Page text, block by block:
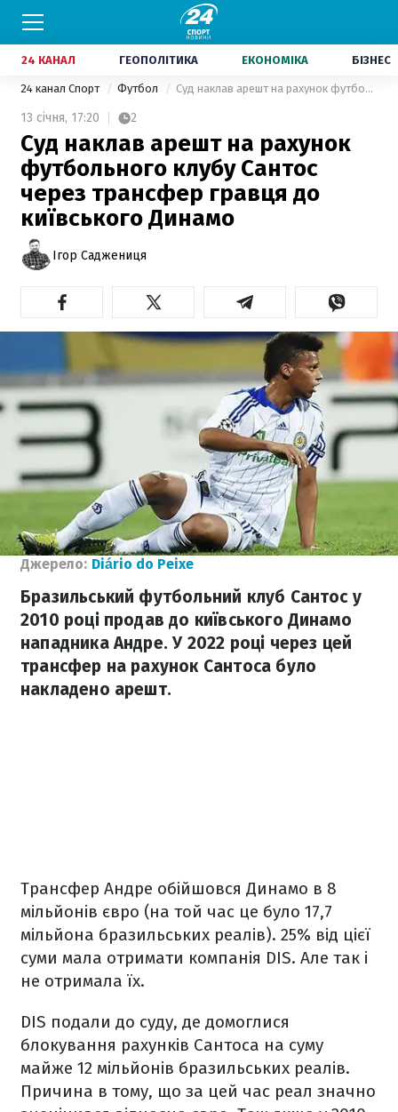
24 КАНАЛ ГЕОПОЛІТИКА ЕКОНОМІКА БІЗНЕС
24 канал Спорт Футбол Суд наклав арешт на рахунок футбольного клубу Сантос через трансфер гравця до київського Динамо
13 січня, 17:20 2
Суд наклав арешт на рахунок
футбольного клубу Сантос
через трансфер гравця до
київського Динамо
Ігор Саджениця
Джерело: Diário do Peixe
Бразильський футбольний клуб Сантос у
2010 році продав до київського Динамо
нападника Андре. У 2022 році через цей
трансфер на рахунок Сантоса було
накладено арешт.
Трансфер Андре обійшовся Динамо в 8
мільйонів євро (на той час це було 17,7
мільйона бразильських реалів). 25% від цієї
суми мала отримати компанія DIS. Але так і
не отримала їх.
DIS подали до суду, де домоглися
блокування рахунків Сантоса на суму
майже 12 мільйонів бразильських реалів.
Причина в тому, що за цей час реал значно